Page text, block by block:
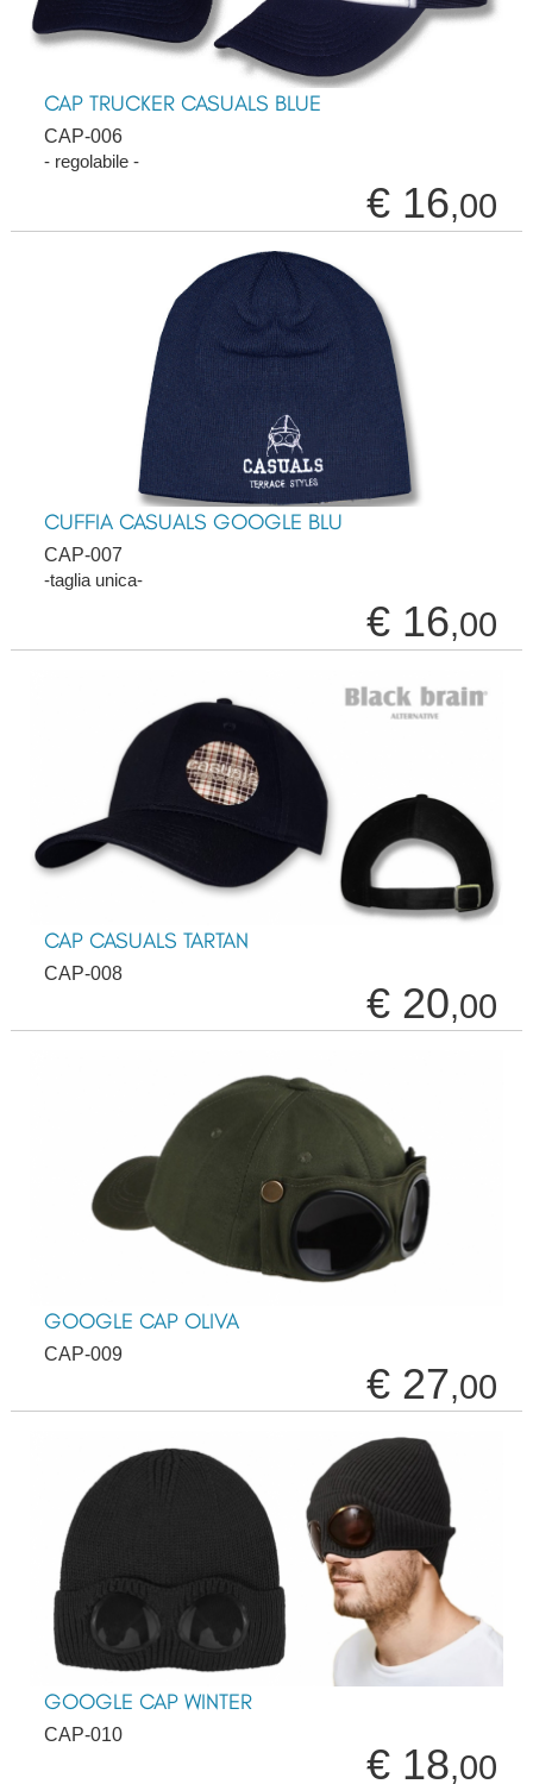
CAP TRUCKER CASUALS BLUE
CAP-006
- regolabile -
€ 16,00
CUFFIA CASUALS GOOGLE BLU
CAP-007
-taglia unica-
€ 16,00
CAP CASUALS TARTAN
CAP-008
€ 20,00
GOOGLE CAP OLIVA
CAP-009
€ 27,00
GOOGLE CAP WINTER
CAP-010
€ 18,00